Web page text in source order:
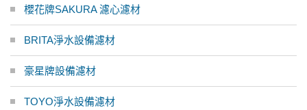
櫻花牌SAKURA 濾心濾材
BRITA淨水設備濾材
豪星牌設備濾材
TOYO淨水設備濾材